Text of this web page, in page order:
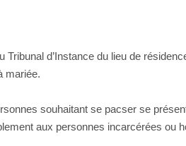
d’Instance du lieu de
mariée.
souhaitant se pacser se
aux personnes incarcérées ou